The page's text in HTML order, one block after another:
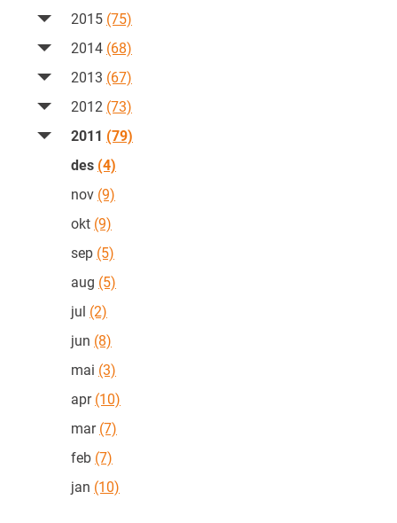
2015 (75)
2014 (68)
2013 (67)
2012 (73)
2011 (79)
des (4)
nov (9)
okt (9)
sep (5)
aug (5)
jul (2)
jun (8)
mai (3)
apr(10)
mar(7)
feb (7)
jan (10)